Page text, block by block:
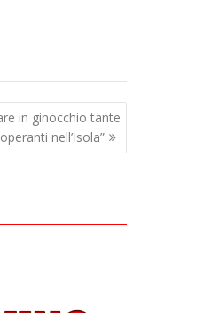
in ginocchio tante
nell’Isola”